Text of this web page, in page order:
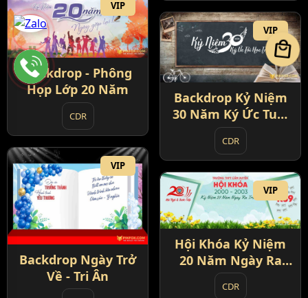
VIP
Backdrop - Phông
Họp Lớp 20 Năm
CDR
VIP
Backdrop Kỷ Niệm
30 Năm Ký Ức Tuổi
Học Trò
CDR
VIP
Backdrop Ngày Trở
Về - Tri Ân
VIP
Hội Khóa Kỷ Niệm
20 Năm Ngày Ra
Trường
CDR
local_mall